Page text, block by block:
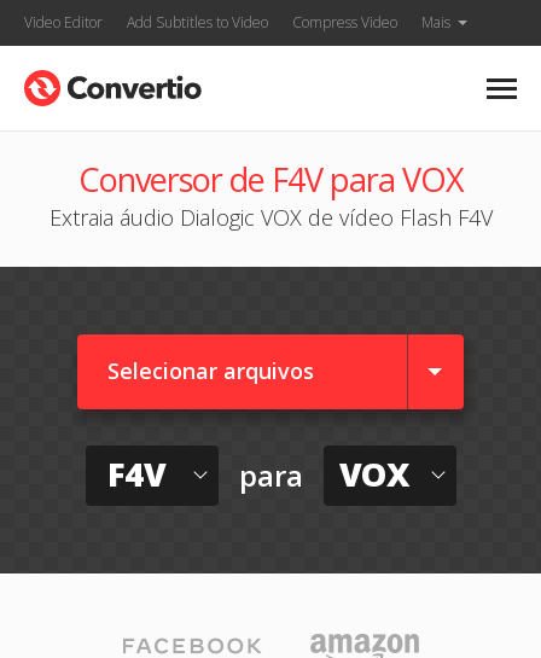
Video Editor Add Subtitles to Video Compress Video Mais
Conversor de F4V para VOX
Extraia áudio Dialogic VOX de vídeo Flash F4V
Selecionar arquivos
F4V para VOX